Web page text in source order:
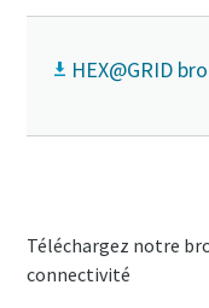
HEX@GRID
Téléchargez notre
connectivité